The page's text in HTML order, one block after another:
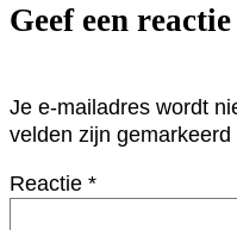
Geef een reactie
Je e-mailadres wordt
velden zijn gemarkeerd
Reactie *